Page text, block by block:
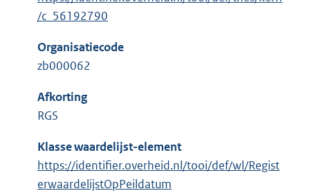
/c_56192790
Organisatiecode
zb000062
Afkorting
RGS
Klasse waardelijst-element
https://identifier.overheid.nl/tooi/def/wl/Regist
erwaardelijstOpPeildatum